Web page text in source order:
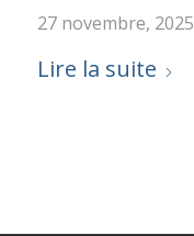
27 novembre, 2025
Lire la suite